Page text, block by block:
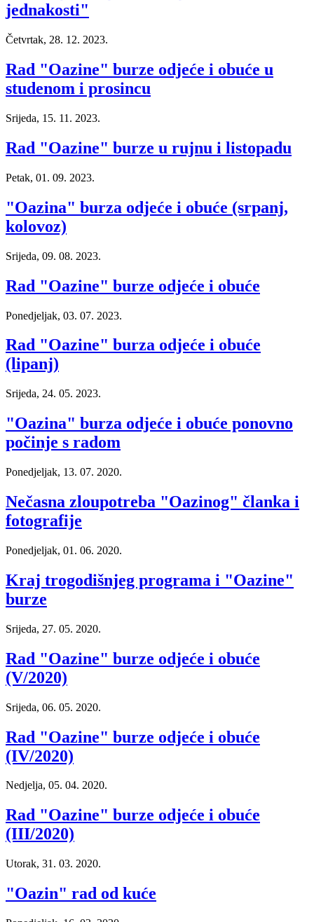
jednakosti"
Četvrtak, 28. 12. 2023.
Rad "Oazine" burze odjeće i obuće u
studenom i prosincu
Srijeda, 15. 11. 2023.
Rad "Oazine" burze u rujnu i listopadu
Petak, 01. 09. 2023.
"Oazina" burza odjeće i obuće (srpanj,
kolovoz)
Srijeda, 09. 08. 2023.
Rad "Oazine" burze odjeće i obuće
Ponedjeljak, 03. 07. 2023.
Rad "Oazine" burza odjeće i obuće
(lipanj)
Srijeda, 24. 05. 2023.
"Oazina" burza odjeće i obuće ponovno
počinje s radom
Ponedjeljak, 13. 07. 2020.
Nečasna zloupotreba "Oazinog" članka i
fotografije
Ponedjeljak, 01. 06. 2020.
Kraj trogodišnjeg programa i "Oazine"
burze
Srijeda, 27. 05. 2020.
Rad "Oazine" burze odjeće i obuće
(V/2020)
Srijeda, 06. 05. 2020.
Rad "Oazine" burze odjeće i obuće
(IV/2020)
Nedjelja, 05. 04. 2020.
Rad "Oazine" burze odjeće i obuće
(III/2020)
Utorak, 31. 03. 2020.
"Oazin" rad od kuće